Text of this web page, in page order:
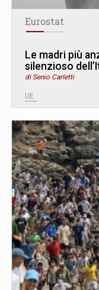
Eurostat
Le madri più
silenzioso
di Senio Carletti
UE